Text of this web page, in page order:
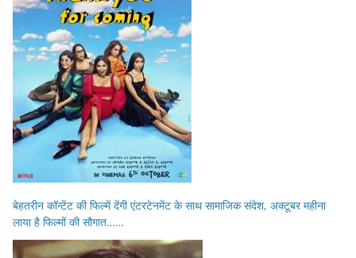
बेहतरीन कॉन्टेंट की फिल्में देंगी एंटरटेनमेंट के साथ सामाजिक संदेश, अक्टूबर महीना
लाया है फिल्मों की सौगात……